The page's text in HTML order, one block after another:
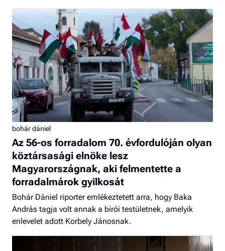
bohár dániel
Az 56-os forradalom 70. évfordulóján olyan
köztársasági elnöke lesz
Magyarországnak, aki felmentette a
forradalmárok gyilkosát
Bohár Dániel riporter emlékeztetett arra, hogy Baka
András tagja volt annak a bírói testületnek, amelyik
enlevelet adott Korbely Jánosnak.